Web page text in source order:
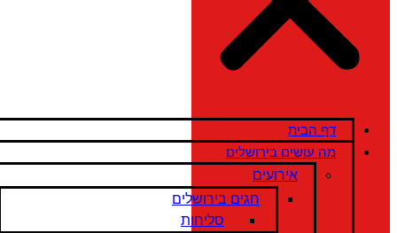
דף הבית
מה עושים בירושלים
אירועים
חגים בירושלים
סליחות